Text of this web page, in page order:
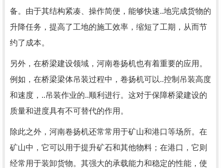
备。由于其结构紧凑、操作简便，能够快速..地完成货物的
升降任务，提高了工地的施工效率，缩短了工期，从而节
约了成本。
另外，在桥梁建设领域，河南卷扬机也有着重要的应用。
例如，在桥梁梁体吊装过程中，卷扬机可以..控制吊装高度
和速度，..吊装作业的..顺利进行。这对于保障桥梁建设的
质量和进度具有不可替代的作用。
除此之外，河南卷扬机还常常用于矿山和港口等场所。在
矿山中，它可以用于提升矿石和其他物料；在港口，它则
经常用于装卸货物。其强大的承载能力和稳定的性能，使